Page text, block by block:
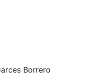
Borrero